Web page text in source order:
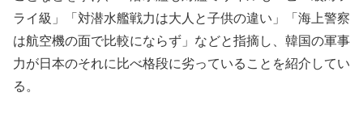
ライ級」「対潜水艦戦力は大人と子供の違い」「海上警察
は航空機の面で比較にならず」などと指摘し、韓国の軍事
力が日本のそれに比べ格段に劣っていることを紹介してい
る。